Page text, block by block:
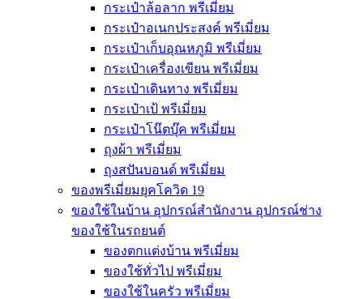
กระเป๋าล้อลาก พรีเมี่ยม
กระเป๋าอเนกประสงค์ พรีเมี่ยม
กระเป๋าเก็บอุณหภูมิ พรีเมี่ยม
กระเป๋าเครื่องเขียน พรีเมี่ยม
กระเป๋าเดินทาง พรีเมี่ยม
กระเป๋าเป้ พรีเมี่ยม
กระเป๋าโน๊ตบุ๊ค พรีเมี่ยม
ถุงผ้า พรีเมี่ยม
ถุงสปันบอนด์ พรีเมี่ยม
ของพรีเมี่ยมยุคโควิด 19
ของใช้ในบ้าน อุปกรณ์สำนักงาน อุปกรณ์ช่าง
ของใช้ในรถยนต์
ของตกแต่งบ้าน พรีเมี่ยม
ของใช้ทั่วไป พรีเมี่ยม
ของใช้ในครัว พรีเมี่ยม